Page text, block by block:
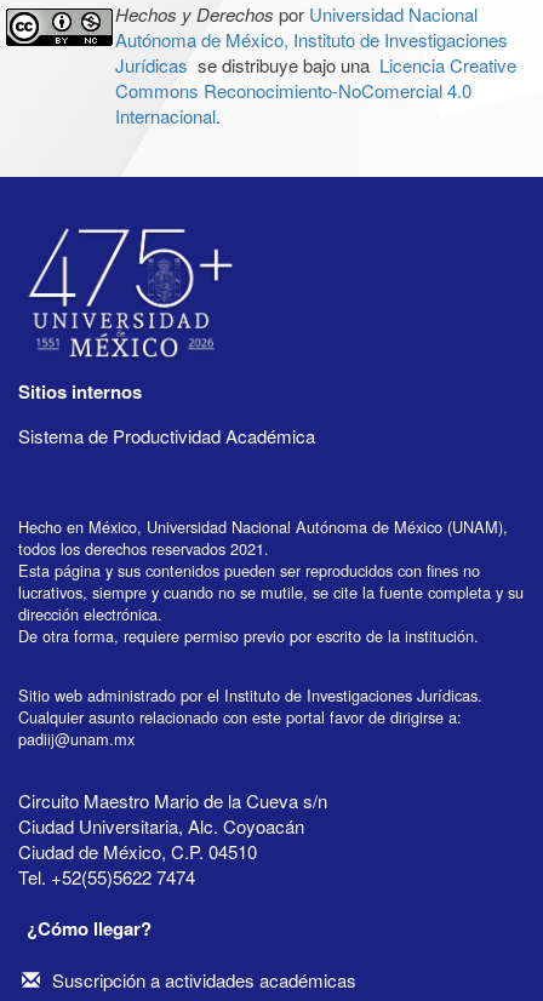
Hechos y Derechos por Universidad Nacional
Autónoma de México, Instituto de Investigaciones
Jurídicas se distribuye bajo una Licencia Creative
Commons Reconocimiento-NoComercial 4.0
Internacional.
Sitios internos
Sistema de Productividad Académica
Hecho en México, Universidad Nacional Autónoma de México (UNAM),
todos los derechos reservados 2021.
Esta página y sus contenidos pueden ser reproducidos con fines no
lucrativos, siempre y cuando no se mutile, se cite la fuente completa y su
dirección electrónica.
De otra forma, requiere permiso previo por escrito de la institución.
Sitio web administrado por el Instituto de Investigaciones Jurídicas.
Cualquier asunto relacionado con este portal favor de dirigirse a:
padiij@unam.mx
Circuito Maestro Mario de la Cueva s/n
Ciudad Universitaria, Alc. Coyoacán
Ciudad de México, C.P. 04510
Tel. +52(55)5622 7474
¿Cómo llegar?
Suscripción a actividades académicas